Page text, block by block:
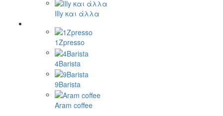
Illy και άλλα
1Zpresso
4Barista
9Barista
Aram coffee